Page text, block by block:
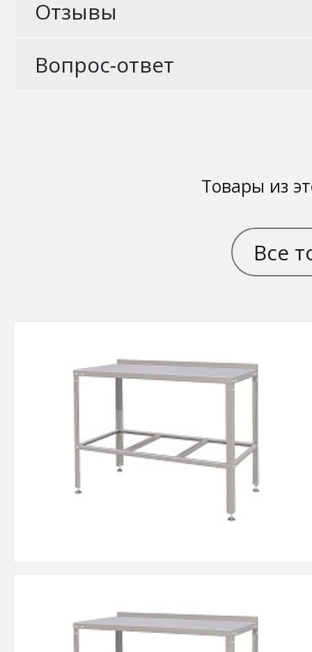
Отзывы
Вопрос-ответ
Товары из
Все